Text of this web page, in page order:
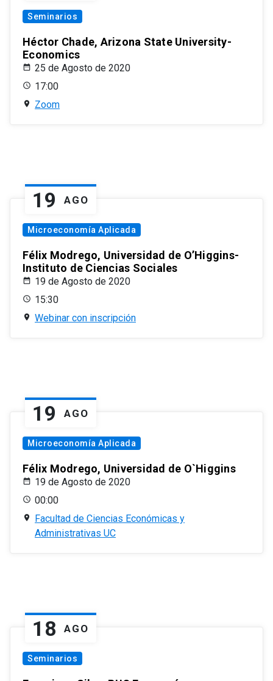
Seminarios
Héctor Chade, Arizona State University-
Economics
25 de Agosto de 2020
17:00
Zoom
19 AGO
Microeconomía Aplicada
Félix Modrego, Universidad de O’Higgins-
Instituto de Ciencias Sociales
19 de Agosto de 2020
15:30
Webinar con inscripción
19 AGO
Microeconomía Aplicada
Félix Modrego, Universidad de O`Higgins
19 de Agosto de 2020
00:00
Facultad de Ciencias Económicas y
Administrativas UC
18 AGO
Seminarios